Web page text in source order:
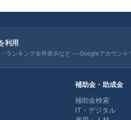
利用
ランキング全件表示など — Googleアカウント
補助金・助成金
補助金検索
IT・デジタル